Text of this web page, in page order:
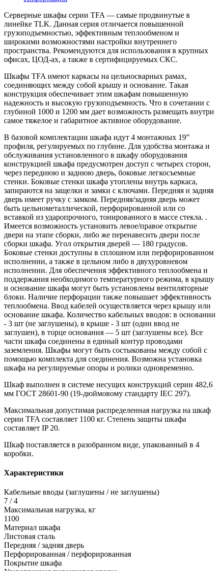
Серверные шкафы серии TFA — самые продвинутые в
линейке TLK. Данная серия отличается повышенной
грузоподъемностью, эффективным теплообменом и
широкими возможностями настройки внутреннего
пространства. Рекомендуются для использования в крупных
офисах, ЦОД-ах, а также в сертифицируемых СКС.
Шкафы TFA имеют каркасы на цельносварных рамах,
соединяющих между собой крышу и основание. Такая
конструкция обеспечивает этим шкафам повышенную
надежность и высокую грузоподъемность. Что в сочетании с
глубиной 1000 и 1200 мм дает возможность размещать внутри
самое тяжелое и габаритное активное оборудование.
В базовой комплектации шкафа идут 4 монтажных 19”
профиля, регулируемых по глубине. Для удобства монтажа и
обслуживания установленного в шкафу оборудования
конструкцией шкафа предусмотрен доступ с четырех сторон,
через переднюю и заднюю дверь, боковые легкосъемные
стенки. Боковые стенки шкафа утоплены внутрь каркаса,
запираются на защелки и замки с ключами. Передняя и задняя
дверь имеет ручку с замком. Передняя/задняя дверь может
быть цельнометаллической, перфорированной или со
вставкой из ударопрочного, тонированного в массе стекла. .
Имеется возможность установить левое/правое открытие
двери на этапе сборки, либо же перенавесить двери после
сборки шкафа. Угол открытия дверей — 180 градусов.
Боковые стенки доступны в сплошном или перфорированном
исполнении, а также в цельном либо в двухуровневом
исполнении. Для обеспечения эффективного теплообмена и
поддержания необходимого температурного режима, в крышу
и основание шкафа могут быть установлены вентиляторные
блоки. Наличие перфорации также повышает эффективность
теплообмена. Ввод кабелей осуществляется через крышу или
основание шкафа. Количество кабельных вводов: в основании
- 3 шт (не заглушены), в крыше - 3 шт (один ввод не
заглушен), в торце основания — 5 шт (заглушены все). Все
части шкафа соединены в единый контур проводами
заземления. Шкафы могут быть состыкованы между собой с
помощью комплекта для соединения. Возможна установка
шкафа на регулируемые опоры и ролики одновременно.
Шкаф выполнен в системе несущих конструкций серии 482,6
мм ГОСТ 28601-90 (19-дюймовому стандарту IEC 297).
Максимальная допустимая распределенная нагрузка на шкаф
серии TFA составляет 1100 кг. Степень защиты шкафа
составляет IP 20.
Шкаф поставляется в разобранном виде, упакованный в 4
коробки.
Характеристики
Кабельные вводы (заглушены / не заглушены)
7 / 4
Максимальная нагрузка, кг
1100
Материал шкафа
Листовая сталь
Передняя / задняя дверь
Перфорированная / перфорированная
Покрытие шкафа